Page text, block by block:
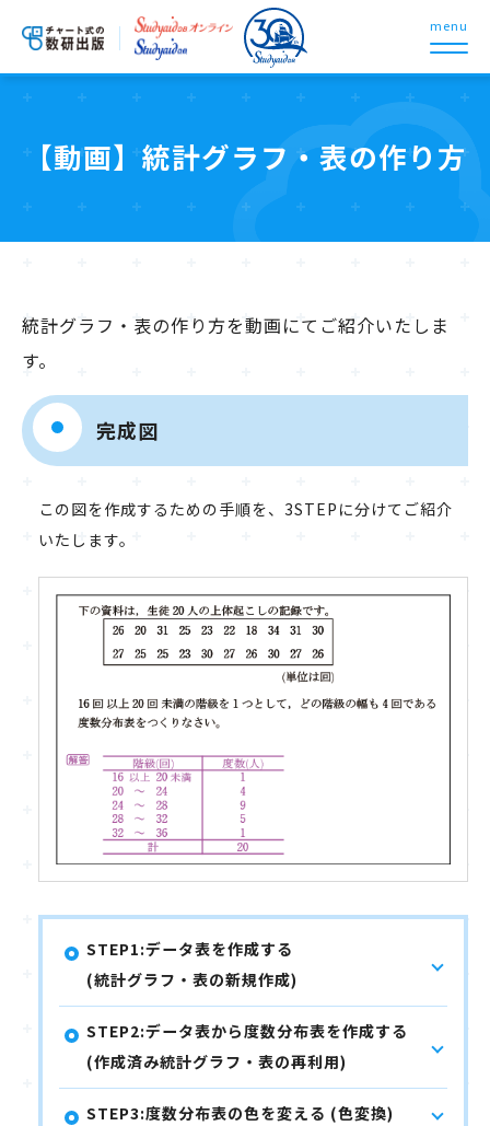
menu
【動画】統計グラフ・表の作り方
統計グラフ・表の作り方を動画にてご紹介いたしま
す。
完成図
この図を作成するための手順を、3STEPに分けてご紹介
いたします。
STEP1:データ表を作成する
(統計グラフ・表の新規作成)
STEP2:データ表から度数分布表を作成する
(作成済み統計グラフ・表の再利用)
STEP3:度数分布表の色を変える (色変換)